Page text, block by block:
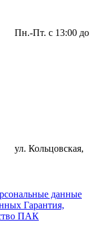
Пн.-Пт. с 13:00 до
ул. Кольцовская,
данные
Гарантия,
ПАК